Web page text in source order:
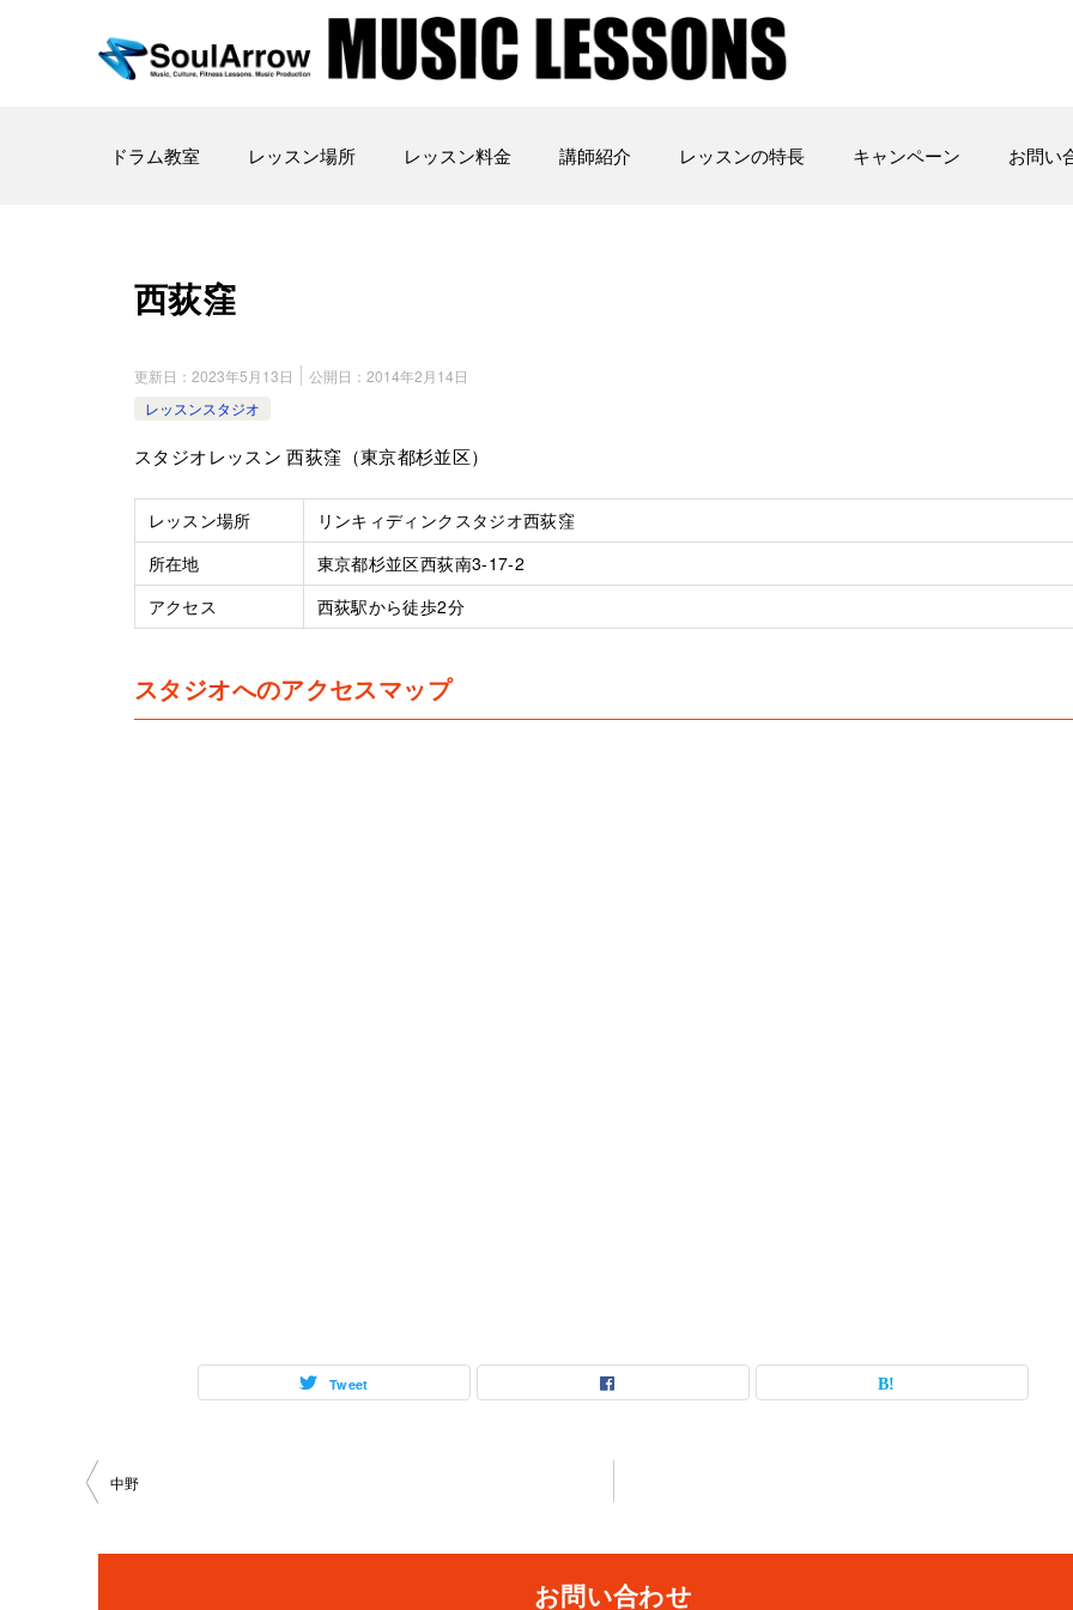
ドラム教室 レッスン場所 レッスン料金 講師紹介 レッスンの特長 キャンペーン お問い
西荻窪
更新日： 2023年5月13日 公開日： 2014年2月14日
レッスンスタジオ
スタジオレッスン 西荻窪（東京都杉並区）
レッスン場所
リンキィディンクスタジオ西荻窪
所在地
東京都杉並区西荻南3-17-2
アクセス
西荻駅から徒歩2分
スタジオへのアクセスマップ
Tweet
投中野
お問い合わせ